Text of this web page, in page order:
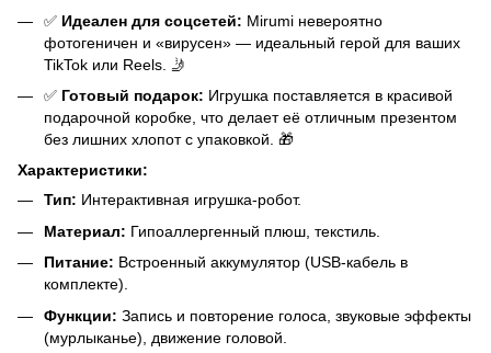
✅ Идеален для соцсетей: Mirumi невероятно
фотогеничен и «вирусен» — идеальный герой для ваших
TikTok или Reels. 🤳
✅ Готовый подарок: Игрушка поставляется в красивой
подарочной коробке, что делает её отличным презентом
без лишних хлопот с упаковкой. 🎁
Характеристики:
Тип: Интерактивная игрушка-робот.
Материал: Гипоаллергенный плюш, текстиль.
Питание: Встроенный аккумулятор (USB-кабель в
комплекте).
Функции: Запись и повторение голоса, звуковые эффекты
(мурлыканье), движение головой.